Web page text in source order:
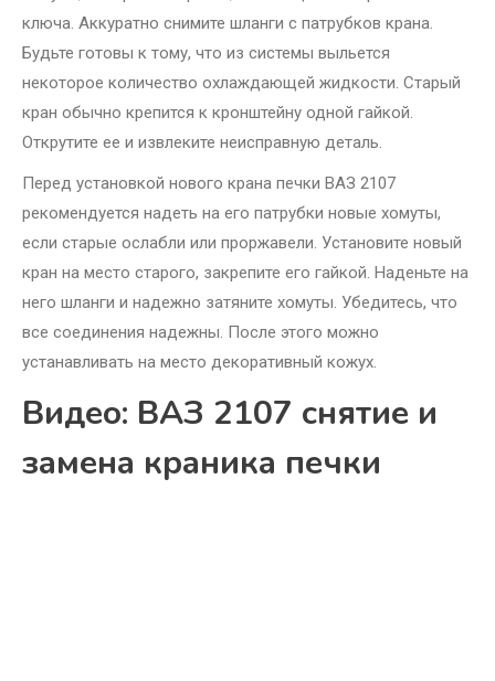
ключа. Аккуратно снимите шланги с патрубков крана.
Будьте готовы к тому, что из системы выльется
некоторое количество охлаждающей жидкости. Старый
кран обычно крепится к кронштейну одной гайкой.
Открутите ее и извлеките неисправную деталь.
Перед установкой нового крана печки ВАЗ 2107
рекомендуется надеть на его патрубки новые хомуты,
если старые ослабли или проржавели. Установите новый
кран на место старого, закрепите его гайкой. Наденьте на
него шланги и надежно затяните хомуты. Убедитесь, что
все соединения надежны. После этого можно
устанавливать на место декоративный кожух.
Видео: ВАЗ 2107 снятие и
замена краника печки